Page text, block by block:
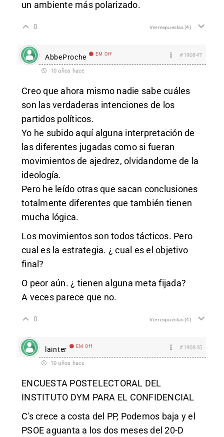
un ambiente más polarizado.
0 Ver respuestas(4)
AbbeProche EM Off #190847
10 años hace
Creo que ahora mismo nadie sabe cuáles
son las verdaderas intenciones de los
partidos políticos.
Yo he subido aquí alguna interpretación de
las diferentes jugadas como si fueran
movimientos de ajedrez, olvidandome de la
ideología.
Pero he leído otras que sacan conclusiones
totalmente diferentes que también tienen
mucha lógica.
Los movimientos son todos tácticos. Pero
cual es la estrategia. ¿ cual es el objetivo
final?
O peor aún. ¿ tienen alguna meta fijada?
A veces parece que no.
0 Ver respuestas(4)
lainter EM Off #190845
10 años hace
ENCUESTA POSTELECTORAL DEL
INSTITUTO DYM PARA EL CONFIDENCIAL
C's crece a costa del PP, Podemos baja y el
PSOE aguanta a los dos meses del 20-D